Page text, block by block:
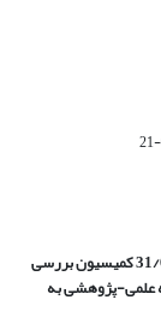
بررسی
علمی‌-پژوهشیبه